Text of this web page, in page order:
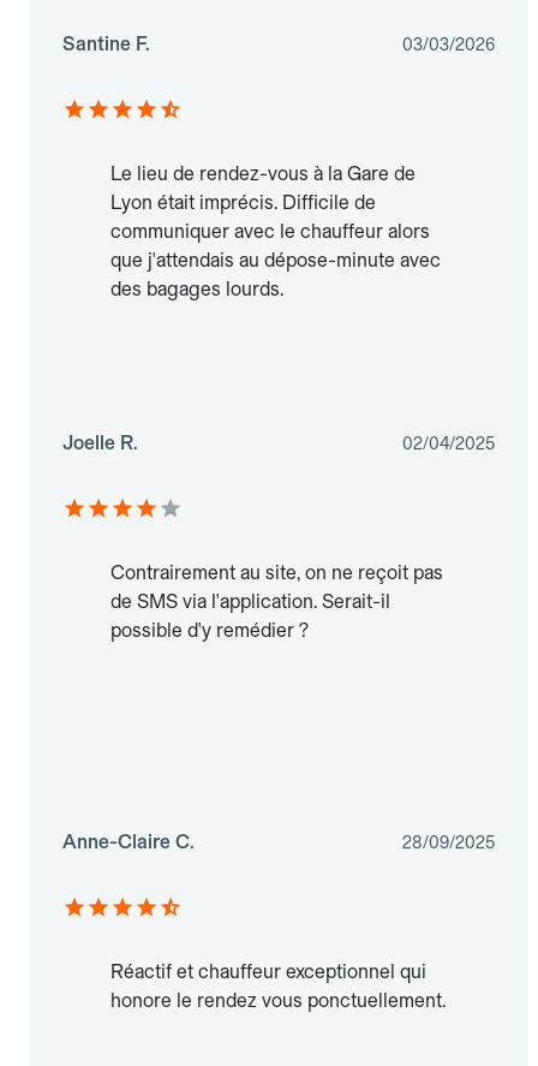
Santine F. 03/03/2026
Le lieu de rendez-vous à la Gare de
Lyon était imprécis. Difficile de
communiquer avec le chauffeur alors
que j'attendais au dépose-minute avec
des bagages lourds.
Joelle R. 02/04/2025
Contrairement au site, on ne reçoit pas
de SMS via l'application. Serait-il
possible d'y remédier ?
Anne-Claire C. 28/09/2025
Réactif et chauffeur exceptionnel qui
honore le rendez vous ponctuellement.